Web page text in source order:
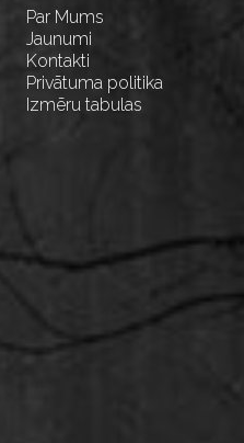
Par Mums
Jaunumi
Kontakti
Privātuma politika
Izmēru tabulas